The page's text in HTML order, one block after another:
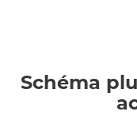
Schéma